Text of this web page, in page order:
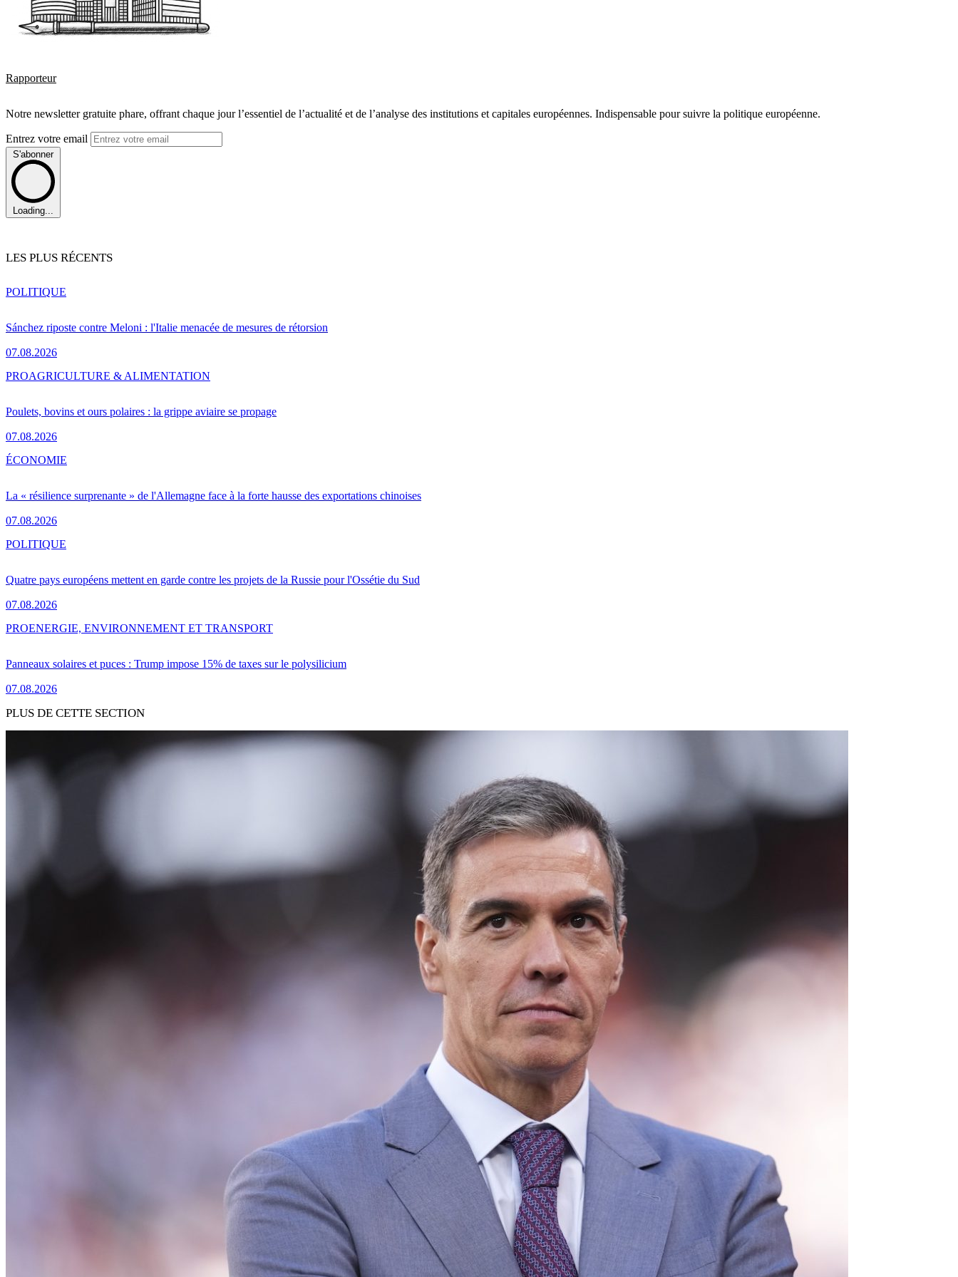
Rapporteur
Notre newsletter gratuite phare, offrant chaque jour l’essentiel de l’actualité et de l’analyse des institutions et capitales européennes. Indispensable pour suivre la politique européenne.
Entrez votre email
S'abonner
Loading...
LES PLUS RÉCENTS
Sánchez riposte contre Meloni : l'Italie menacée de mesures de rétorsion
07.08.2026
POLITIQUE
Poulets, bovins et ours polaires : la grippe aviaire se propage
07.08.2026
PROAGRICULTURE & ALIMENTATION
La « résilience surprenante » de l'Allemagne face à la forte hausse des exportations chinoises
07.08.2026
ÉCONOMIE
Quatre pays européens mettent en garde contre les projets de la Russie pour l'Ossétie du Sud
07.08.2026
POLITIQUE
Panneaux solaires et puces : Trump impose 15% de taxes sur le polysilicium
07.08.2026
PROENERGIE, ENVIRONNEMENT ET TRANSPORT
PLUS DE CETTE SECTION